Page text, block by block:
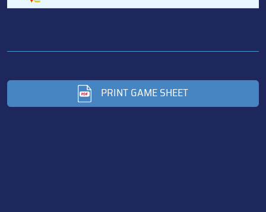
PRINT GAME SHEET